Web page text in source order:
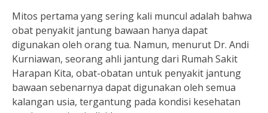
Mitos pertama yang sering kali muncul adalah bahwa
obat penyakit jantung bawaan hanya dapat
digunakan oleh orang tua. Namun, menurut Dr. Andi
Kurniawan, seorang ahli jantung dari Rumah Sakit
Harapan Kita, obat-obatan untuk penyakit jantung
bawaan sebenarnya dapat digunakan oleh semua
kalangan usia, tergantung pada kondisi kesehatan